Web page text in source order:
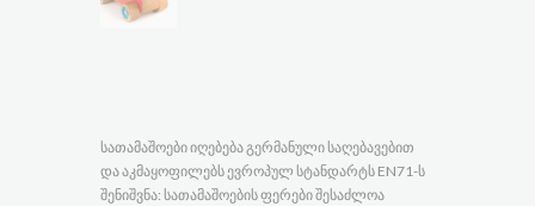
სათამაშოები იღებება გერმანული საღებავებით
და აკმაყოფილებს ევროპულ სტანდარტს EN71-ს
შენიშვნა: სათამაშოების ფერები შესაძლოა